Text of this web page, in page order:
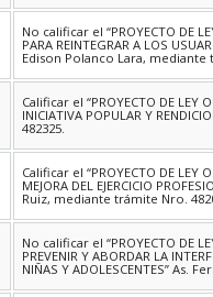
No calificar el “PROYECTO DE
PARA REINTEGRAR A LOS
Edison Polanco Lara, mediante
Calificar el “PROYECTO DE LEY
INICIATIVA POPULAR Y
482325.
Calificar el “PROYECTO DE LEY
MEJORA DEL EJERCICIO
Ruiz, mediante trámite Nro.
No calificar el “PROYECTO DE
PREVENIR Y ABORDAR LA
NIÑAS Y ADOLESCENTES” As.